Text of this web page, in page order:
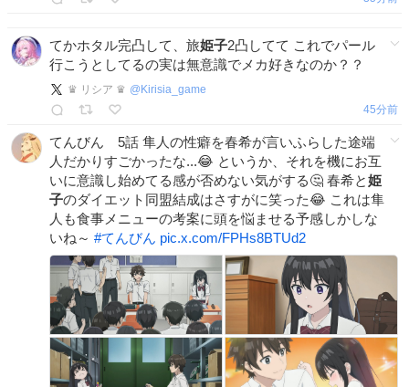
てかホタル完凸して、旅姫子2凸してて これでパール
行こうとしてるの実は無意識でメカ好きなのか？？
♛ リシア ♛ @ Kirisia_game
45分前
てんびん 5話 隼人の性癖を春希が言いふらした途端
人だかりすごかったな...😂 というか、それを機にお互
いに意識し始めてる感が否めない気がする🤔 春希と姫
子のダイエット同盟結成はさすがに笑った😂 これは隼
人も食事メニューの考案に頭を悩ませる予感しかしな
いね～ #てんびん pic.x.com/FPHs8BTUd2